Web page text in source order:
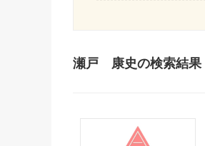
瀬戸 康史の検索結果